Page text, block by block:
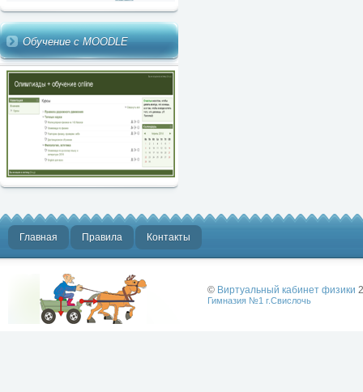
Обучение с MOODLE
Главная Правила Контакты
© Виртуальный кабинет физики
Гимназия №1 г.Свислочь